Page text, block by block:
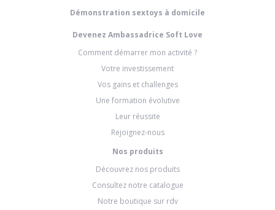
Démonstration sextoys à domicile
Devenez Ambassadrice Soft Love
Comment démarrer mon activité ?
Votre investissement
Vos gains et challenges
Une formation évolutive
Leur réussite
Rejoignez-nous
Nos produits
Découvrez nos produits
Consultez notre catalogue
Notre boutique sur rdv